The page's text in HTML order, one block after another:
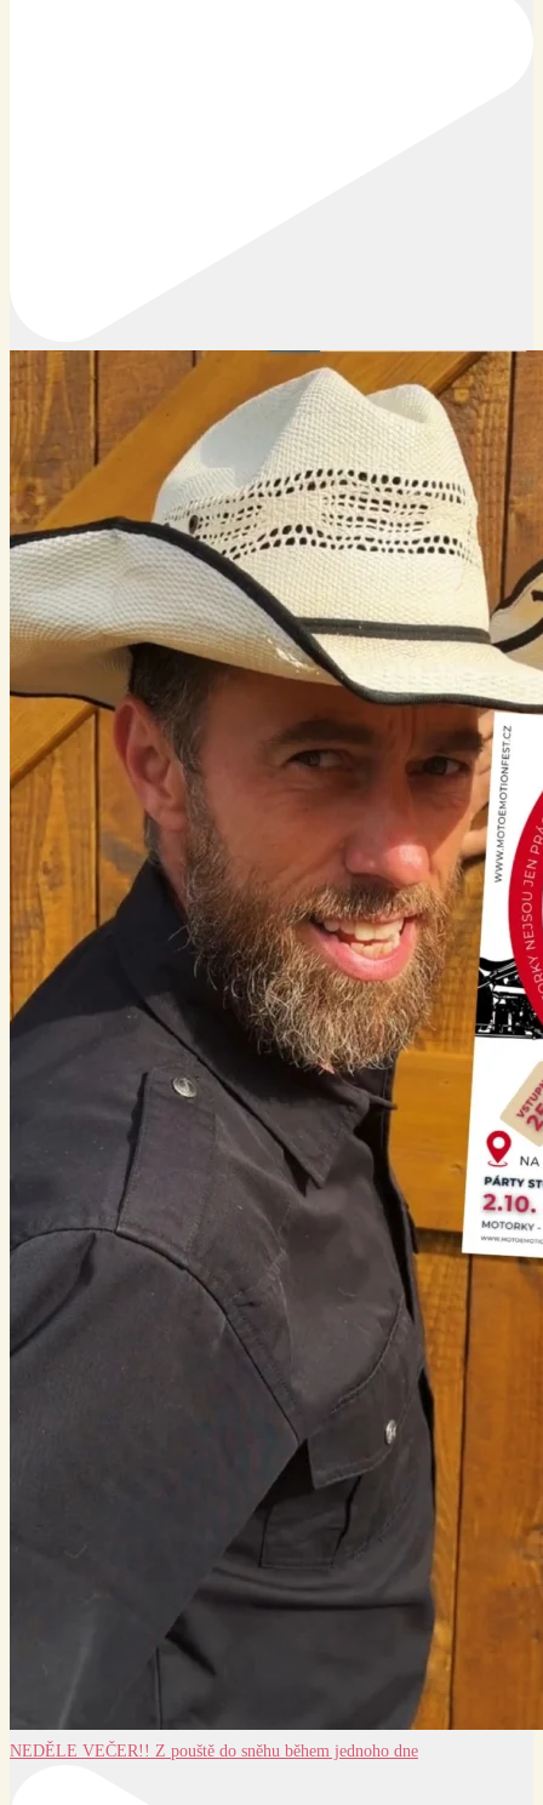
NEDĚLE VEČER!! Z pouště do sněhu během jednoho dne